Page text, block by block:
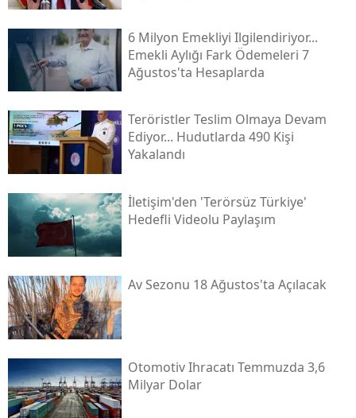
6 Milyon Emekliyi Ilgilendiriyor...
Emekli Aylığı Fark Ödemeleri 7
Ağustos'ta Hesaplarda
Teröristler Teslim Olmaya Devam
Ediyor... Hudutlarda 490 Kişi
Yakalandı
İletişim'den 'terörsüz Türkiye'
Hedefli Videolu Paylaşım
Av Sezonu 18 Ağustos'ta Açılacak
Otomotiv Ihracatı Temmuzda 3,6
Milyar Dolar